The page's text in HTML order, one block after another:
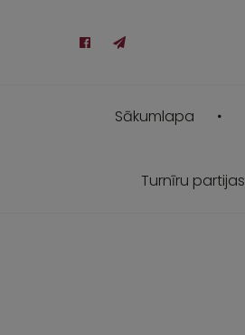
Sākumlapa
Turnīru partijas